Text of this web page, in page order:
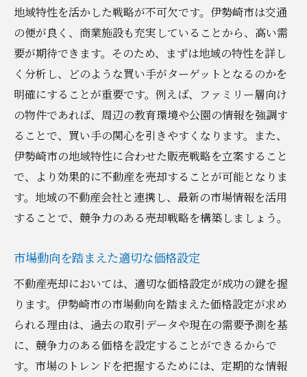
地域特性を活かした戦略が不可欠です。伊勢崎市は交通
の便が良く、商業施設も充実していることから、高い需
要が期待できます。そのため、まずは地域の特性を詳し
く分析し、どのような買い手がターゲットとなるのかを
明確にすることが重要です。例えば、ファミリー層向け
の物件であれば、周辺の教育環境や公園の情報を強調す
ることで、買い手の関心を引きやすくなります。また、
伊勢崎市の地域特性に合わせた販売戦略を立案すること
で、より効果的に不動産を売却することが可能となりま
す。地域の不動産会社と連携し、最新の市場情報を活用
することで、競争力のある売却戦略を構築しましょう。
市場動向を踏まえた適切な価格設定
不動産売却においては、適切な価格設定が成功の鍵を握
ります。伊勢崎市の市場動向を踏まえた価格設定が求め
られる理由は、過去の取引データや現在の需要予測を基
に、競争力のある価格を設定することができるからで
す。市場のトレンドを把握するためには、定期的な情報